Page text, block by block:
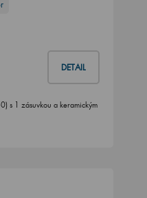
DETAIL
s 1 zásuvkou a keramickým